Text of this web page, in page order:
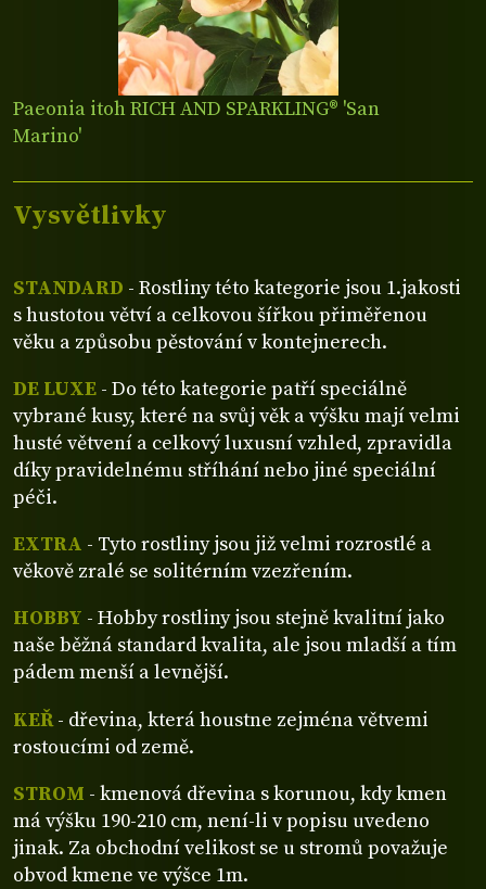
Paeonia itoh RICH AND SPARKLING® 'San
Marino'
Vysvětlivky
STANDARD - Rostliny této kategorie jsou 1.jakosti
s hustotou větví a celkovou šířkou přiměřenou
věku a způsobu pěstování v kontejnerech.
DE LUXE - Do této kategorie patří speciálně
vybrané kusy, které na svůj věk a výšku mají velmi
husté větvení a celkový luxusní vzhled, zpravidla
díky pravidelnému stříhání nebo jiné speciální
péči.
EXTRA - Tyto rostliny jsou již velmi rozrostlé a
věkově zralé se solitérním vzezřením.
HOBBY - Hobby rostliny jsou stejně kvalitní jako
naše běžná standard kvalita, ale jsou mladší a tím
pádem menší a levnější.
KEŘ- dřevina, která houstne zejména větvemi
rostoucími od země.
STROM - kmenová dřevina s korunou, kdy kmen
má výšku 190-210 cm, není-li v popisu uvedeno
jinak. Za obchodní velikost se u stromů považuje
obvod kmene ve výšce 1m.